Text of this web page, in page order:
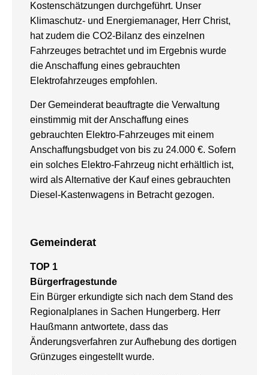
Kostenschätzungen durchgeführt. Unser
Klimaschutz- und Energiemanager, Herr Christ,
hat zudem die CO2-Bilanz des einzelnen
Fahrzeuges betrachtet und im Ergebnis wurde
die Anschaffung eines gebrauchten
Elektrofahrzeuges empfohlen.
Der Gemeinderat beauftragte die Verwaltung
einstimmig mit der Anschaffung eines
gebrauchten Elektro-Fahrzeuges mit einem
Anschaffungsbudget von bis zu 24.000 €. Sofern
ein solches Elektro-Fahrzeug nicht erhältlich ist,
wird als Alternative der Kauf eines gebrauchten
Diesel-Kastenwagens in Betracht gezogen.
Gemeinderat
TOP 1
Bürgerfragestunde
Ein Bürger erkundigte sich nach dem Stand des
Regionalplanes in Sachen Hungerberg. Herr
Haußmann antwortete, dass das
Änderungsverfahren zur Aufhebung des dortigen
Grünzuges eingestellt wurde.